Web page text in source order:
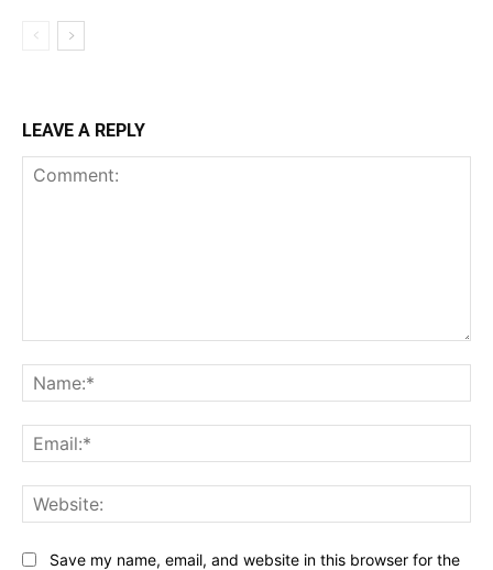
LEAVE A REPLY
Save my name, email, and website in this browser for the